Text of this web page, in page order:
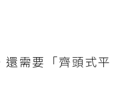
還需要「齊頭式平